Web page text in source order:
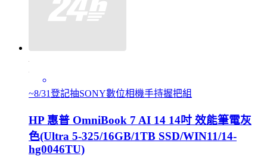
~8/31登記抽SONY數位相機手持握把組
HP 惠普 OmniBook 7 AI 14 14吋 效能筆電灰
色(Ultra 5-325/16GB/1TB SSD/WIN11/14-
hg0046TU)